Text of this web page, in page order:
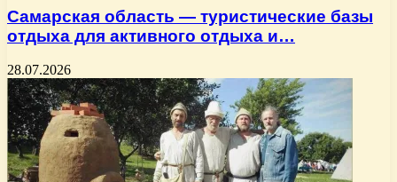
Самарская область — туристические базы
отдыха для активного отдыха и…
28.07.2026